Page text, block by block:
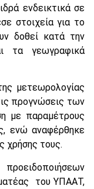
ενδεικτικά σε
στοιχεία για το
δοθεί κατά την
τα γεωγραφικά
μετεωρολογίας
προγνώσεις των
με παραμέτρους
ενώ αναφέρθηκε
χρήσης τους.
του ΥΠΑΑΤ,